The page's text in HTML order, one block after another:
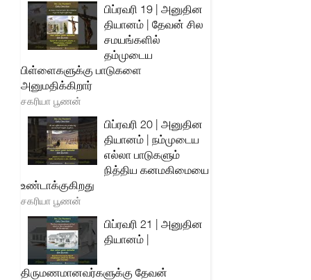
பிப்ரவரி 19 | அனுதின
தியானம் | தேவன் சில
சமயங்களில்
தம்முடைய
பிள்ளைகளுக்கு பாடுகளை
அனுமதிக்கிறார்
சகரியா பூணன்
பிப்ரவரி 20 | அனுதின
தியானம் | நம்முடைய
எல்லா பாடுகளும்
நித்திய கனமகிமையை
உண்டாக்குகிறது
சகரியா பூணன்
பிப்ரவரி 21 | அனுதின
தியானம் |
திருமணமானவர்களுக்கு தேவன்